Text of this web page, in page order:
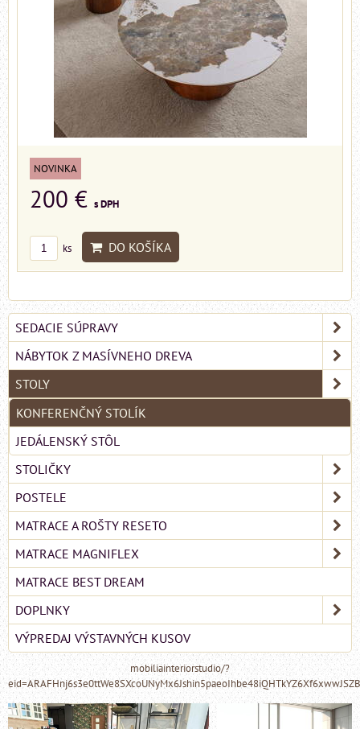
NOVINKA
200 € s DPH
ks DO KOŠÍKA
SEDACIE SÚPRAVY
NÁBYTOK Z MASÍVNEHO DREVA
STOLY
KONFERENČNÝ STOLÍK
JEDÁLENSKÝ STÔL
STOLIČKY
POSTELE
MATRACE A ROŠTY RESETO
MATRACE MAGNIFLEX
MATRACE BEST DREAM
DOPLNKY
VÝPREDAJ VÝSTAVNÝCH KUSOV
mobiliainteriorstudio/?